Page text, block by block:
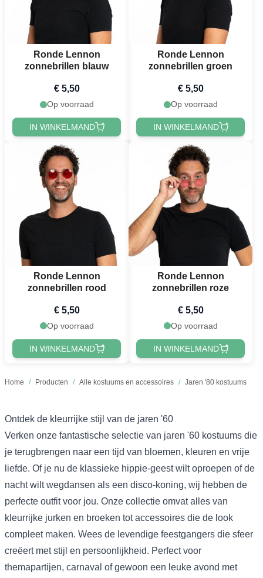
Home / Producten / Alle kostuums en accessoires / Jaren '80 kostuums
Ronde Lennon
zonnebrillen blauw
€ 5,50
Op voorraad
IN WINKELMAND
Ronde Lennon
zonnebrillen groen
€ 5,50
Op voorraad
IN WINKELMAND
Ronde Lennon
zonnebrillen rood
€ 5,50
Op voorraad
IN WINKELMAND
Ronde Lennon
zonnebrillen roze
€ 5,50
Op voorraad
IN WINKELMAND
Ontdek de kleurrijke stijl van de jaren '60
Verken onze fantastische selectie van jaren '60 kostuums die
je terugbrengen naar een tijd van bloemen, kleuren en vrije
liefde. Of je nu de klassieke hippie-geest wilt oproepen of de
nacht wilt wegdansen als een disco-koning, wij hebben de
perfecte outfit voor jou. Onze collectie omvat alles van
kleurrijke jurken en broeken tot accessoires die de look
compleet maken. Wees de levendige feestgangers die sfeer
creëert met stijl en persoonlijkheid. Perfect voor
themapartijen, carnaval of gewoon een leuke avond met